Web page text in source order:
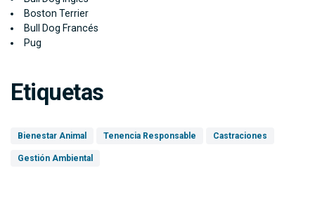
Boston Terrier
Bull Dog Francés
Pug
Etiquetas
Bienestar Animal Tenencia Responsable Castraciones
Gestión Ambiental